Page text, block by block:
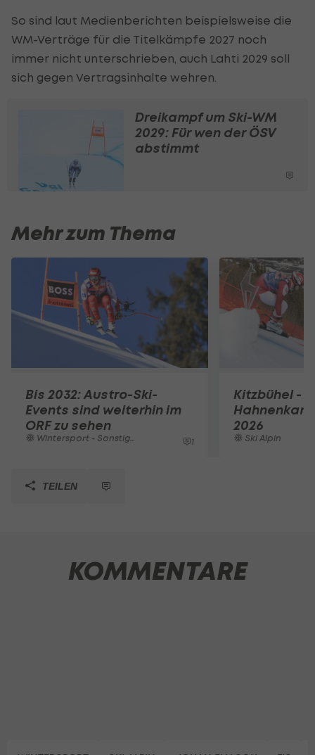
So sind laut Medienberichten beispielsweise die
WM-Verträge für die Titelkämpfe 2027 noch
immer nicht unterschrieben, auch Lahti 2029 soll
sich gegen Vertragsinhalte wehren.
Dreikampf um Ski-WM
2029: Für wen der ÖSV
abstimmt
Mehr zum Thema
Bis 2032: Austro-Ski-
Events sind weiterhin im
ORF zu sehen
Wintersport - Sonstiges 1
Kitzbühel -
2026
Ski Alpin
TEILEN
KOMMENTARE